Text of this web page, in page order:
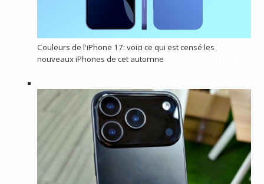
Couleurs de l'iPhone 17: voici ce qui est censé les
nouveaux iPhones de cet automne